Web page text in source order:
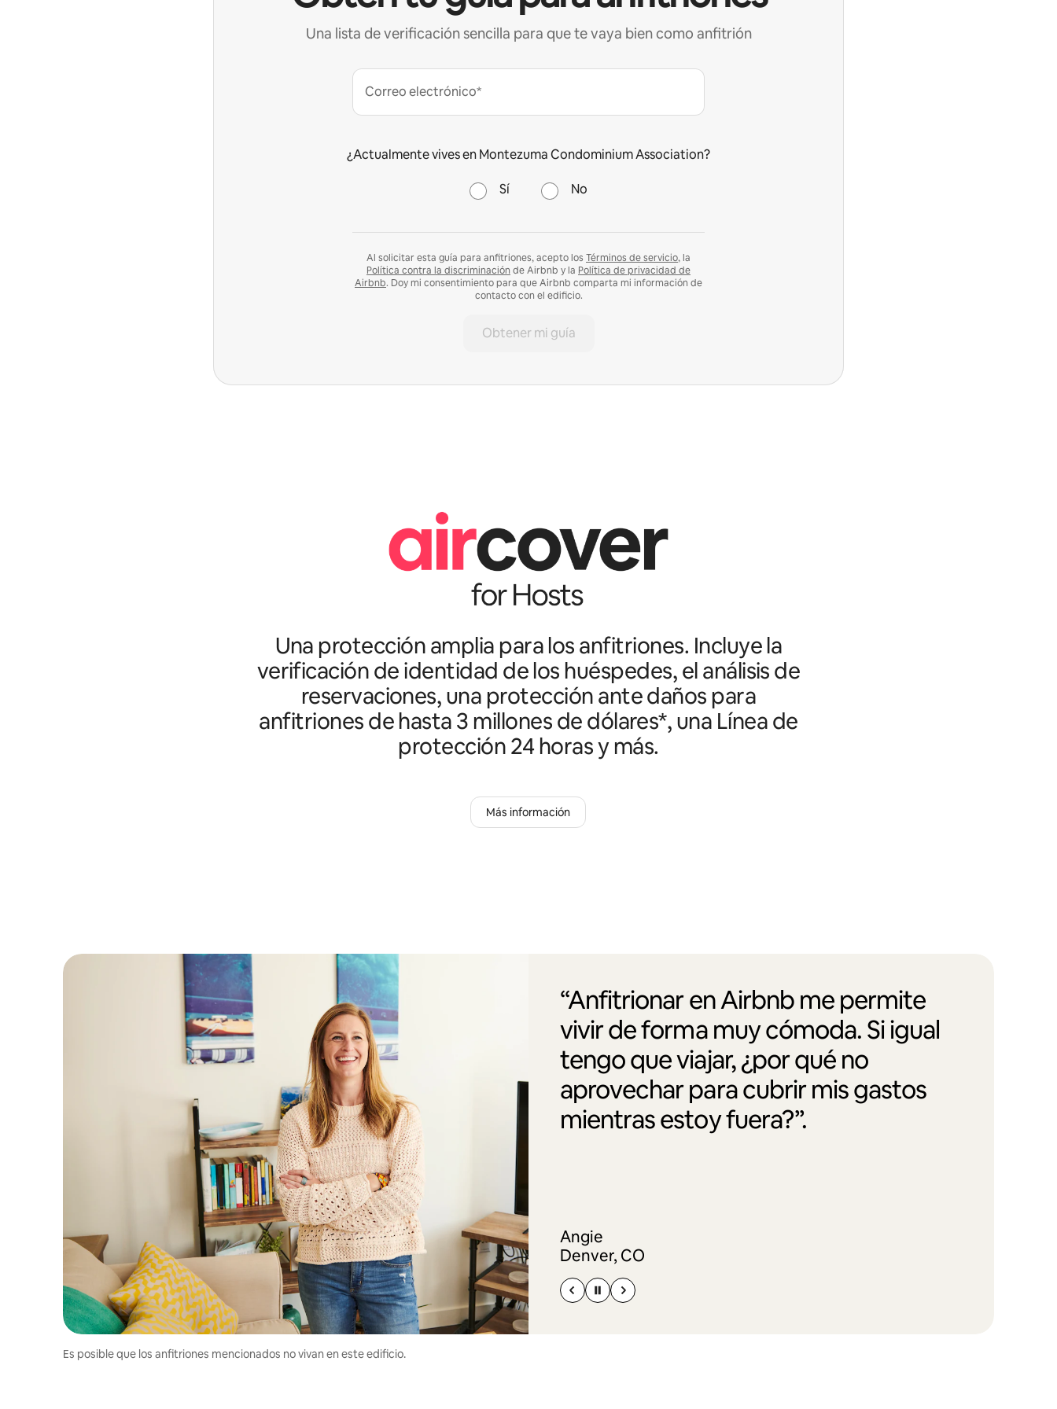
Una lista de verificación sencilla para que te vaya bien como anfitrión
Correo electrónico*
¿Actualmente vives en Montezuma Condominium Association?
Sí No
Al solicitar esta guía para anfitriones, acepto los Términos de servicio, la
Política contra la discriminación de Airbnb y la Política de privacidad de
Airbnb. Doy mi consentimiento para que Airbnb comparta mi información de
contacto con el edificio.
Obtener mi guía
Una protección amplia para los anfitriones. Incluye la
verificación de identidad de los huéspedes, el análisis de
reservaciones, una protección ante daños para
anfitriones de hasta 3 millones de dólares*, una Línea de
protección 24 horas y más.
Más información
“Anfitrionar en Airbnb me permite
vivir de forma muy cómoda. Si igual
tengo que viajar, ¿por qué no
aprovechar para cubrir mis gastos
mientras estoy fuera?”.
Angie
Denver, CO
Es posible que los anfitriones mencionados no vivan en este edificio.